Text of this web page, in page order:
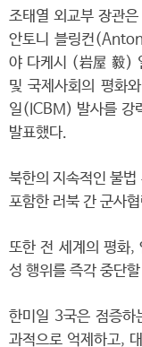
조태열 외교부 장관
안토니 블링컨
야 다케시 (岩屋 毅)
및 국제사회의 평화
일(ICBM) 발사를 강
발표했다.
북한의 지속적인 불
포함한 러북 간 군사
또한 전 세계의 평화,
성 행위를 즉각 중단
한미일 3국은 점증
과적으로 억제하고,